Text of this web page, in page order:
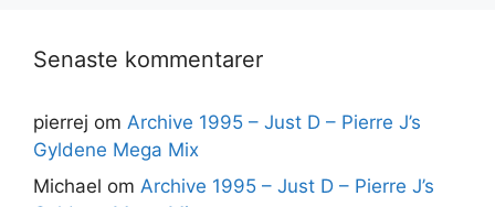
Senaste kommentarer
pierrej om Archive 1995 – Just D – Pierre J’s
Gyldene Mega Mix
Michael om Archive 1995 – Just D – Pierre J’s